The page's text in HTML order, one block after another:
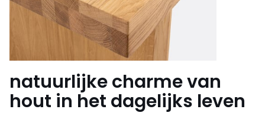
natuurlijke charme van
hout in het dagelijks leven